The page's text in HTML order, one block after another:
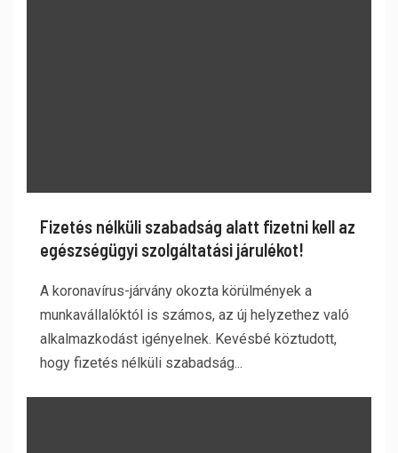
Fizetés nélküli szabadság alatt fizetni kell az
egészségügyi szolgáltatási járulékot!
A koronavírus-járvány okozta körülmények a
munkavállalóktól is számos, az új helyzethez való
alkalmazkodást igényelnek. Kevésbé köztudott,
hogy fizetés nélküli szabadság...